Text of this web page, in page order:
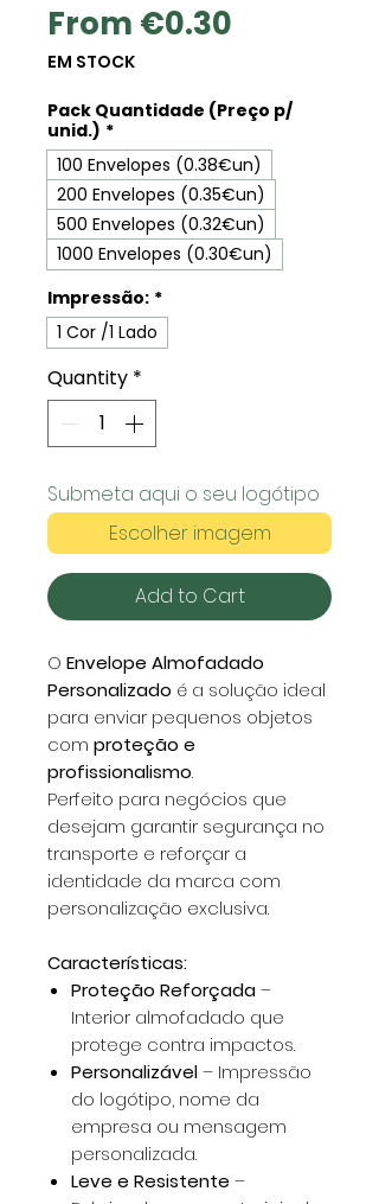
From €0.30
EM STOCK
Pack Quantidade (Preço p/
unid.) *
100 Envelopes (0.38€un)
200 Envelopes (0.35€un)
500 Envelopes (0.32€un)
1000 Envelopes (0.30€un)
Impressão: *
1 Cor /1 Lado
Quantity *
Submeta aqui o seu logótipo
Escolher imagem
Add to Cart
O Envelope Almofadado
Personalizado é a solução ideal
para enviar pequenos objetos
com proteção e
profissionalismo.
Perfeito para negócios que
desejam garantir segurança no
transporte e reforçar a
identidade da marca com
personalização exclusiva.
Características:
Proteção Reforçada–
Interior almofadado que
protege contra impactos.
Personalizável– Impressão
do logótipo, nome da
empresa ou mensagem
personalizada.
Leve e Resistente –